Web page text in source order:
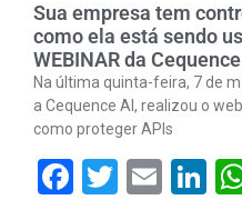
Sua empresa tem
como ela está sendo
WEBINAR da
Na última quinta-feira, 7 de
a Cequence AI, realizou o
como proteger APIs
Facebook
Twitter